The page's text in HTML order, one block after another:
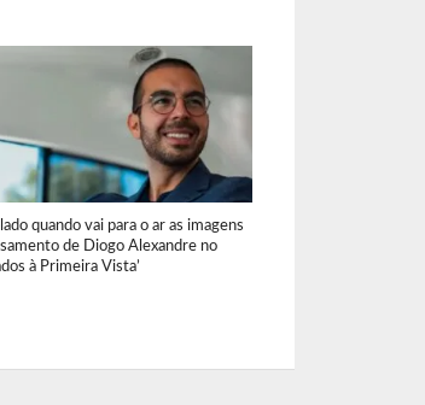
quando vai para o ar as imagens
de Diogo Alexandre no
à Primeira Vista’